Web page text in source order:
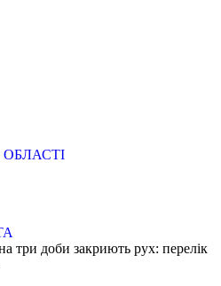
три доби закриють рух: перелік